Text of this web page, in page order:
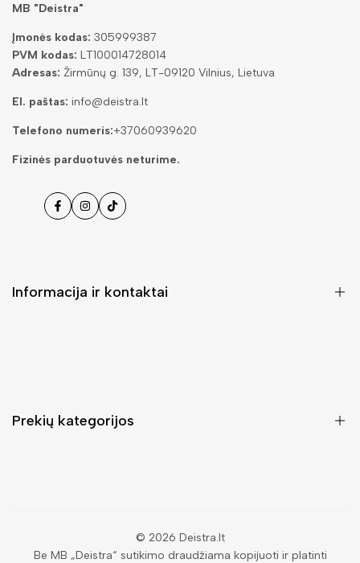
MB "Deistra"
Įmonės kodas: 305999387
PVM kodas: LT100014728014
Adresas: Žirmūnų g. 139, LT-09120 Vilnius, Lietuva
El. paštas: info@deistra.lt
Telefono numeris:+37060939620
Fizinės parduotuvės neturime.
FacebookInstagramas
Tiktok
Informacija ir kontaktai
Prekių kategorijos
Kuprinės moterims© 2026 Deistra.lt
Be MB „Deistra“ sutikimo draudžiama kopijuoti ir platinti